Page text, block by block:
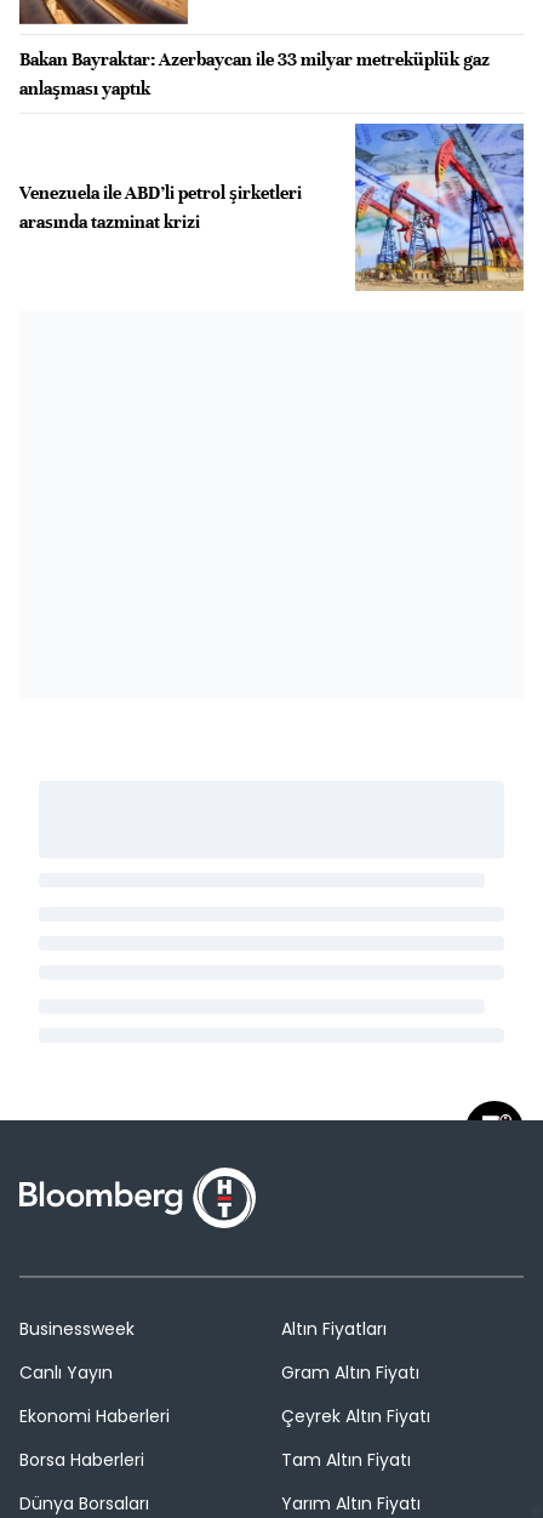
Bakan Bayraktar: Azerbaycan ile 33 milyar metreküplük gaz
anlaşması yaptık
Venezuela ile ABD’li petrol şirketleri
arasında tazminat krizi
Businessweek
Canlı Yayın
Ekonomi Haberleri
Borsa Haberleri
Dünya Borsaları
Altın Fiyatları
Gram Altın Fiyatı
Çeyrek Altın Fiyatı
Tam Altın Fiyatı
Yarım Altın Fiyatı